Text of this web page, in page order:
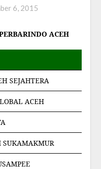
6, 2015
ACEH
SEJAHTERA
ACEH
SUKAMAKMUR